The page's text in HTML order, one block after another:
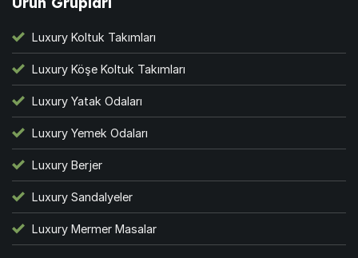
Luxury Koltuk Takımları
Luxury Köşe Koltuk Takımları
Luxury Yatak Odaları
Luxury Yemek Odaları
Luxury Berjer
Luxury Sandalyeler
Luxury Mermer Masalar